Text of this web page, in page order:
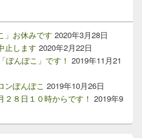
」お休みです 2020年3月28日
止します 2020年2月22日
ぽんぽこ」です！ 2019年11月21
ンぽんぽこ 2019年10月26日
８日１０時からです！ 2019年9